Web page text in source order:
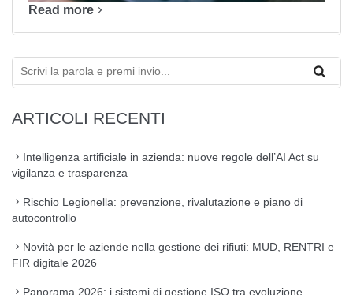
Read more
ARTICOLI RECENTI
Intelligenza artificiale in azienda: nuove regole dell’AI Act su
vigilanza e trasparenza
Rischio Legionella: prevenzione, rivalutazione e piano di
autocontrollo
Novità per le aziende nella gestione dei rifiuti: MUD, RENTRI e
FIR digitale 2026
Panorama 2026: i sistemi di gestione ISO tra evoluzione